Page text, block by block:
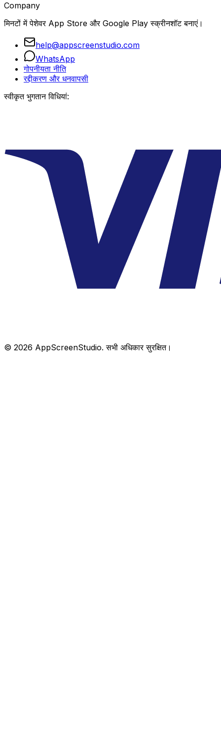
Company
मिनटों में पेशेवर App Store और Google Play स्क्रीनशॉट बनाएं।
help@appscreenstudio.com
WhatsApp
गोपनीयता नीति
रद्दीकरण और धनवापसी
स्वीकृत भुगतान विधियां:
© 2026 AppScreenStudio.सभी अधिकार सुरक्षित।